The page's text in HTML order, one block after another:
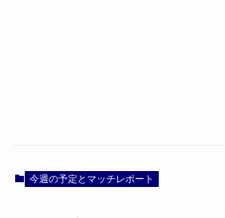
今週の予定とマッチレポート